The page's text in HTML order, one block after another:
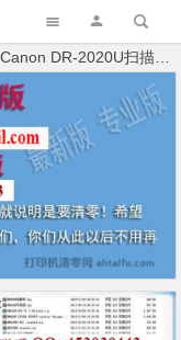
Canon DR-2020U扫描仪，不会弄哪位大神知道什么问题